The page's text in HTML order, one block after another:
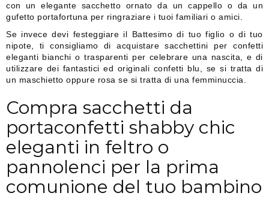
con un elegante sacchetto ornato da un cappello o da un
gufetto portafortuna per ringraziare i tuoi familiari o amici.
Se invece devi festeggiare il Battesimo di tuo figlio o di tuo
nipote, ti consigliamo di acquistare sacchettini per confetti
eleganti bianchi o trasparenti per celebrare una nascita, e di
utilizzare dei fantastici ed originali confetti blu, se si tratta di
un maschietto oppure rosa se si tratta di una femminuccia.
Compra sacchetti da
portaconfetti shabby chic
eleganti in feltro o
pannolenci per la prima
comunione del tuo bambino